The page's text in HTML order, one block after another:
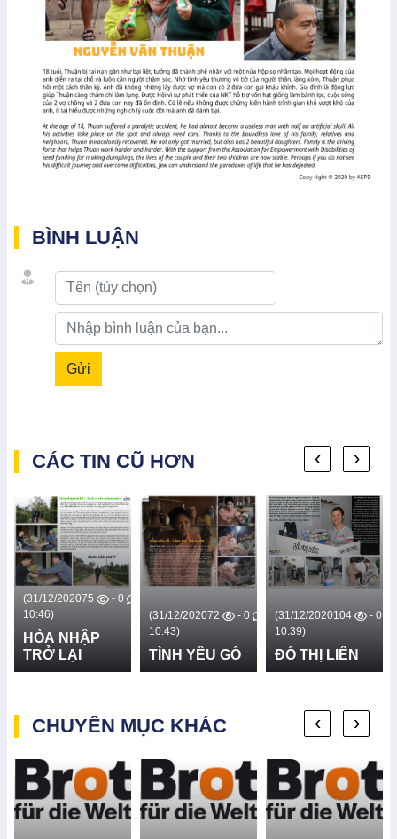
BÌNH LUẬN
Gửi
CÁC TIN CŨ HƠN
(31/12/2020
10:46)
75 - 0
HÒA NHẬP
TRỞ LẠI
(31/12/2020
10:43)
72 - 0
TÌNH YÊU GỖ
(31/12/2020
10:39)
104 - 0
ĐỖ THỊ LIÊN
‹ ›
CHUYÊN MỤC KHÁC ‹ ›